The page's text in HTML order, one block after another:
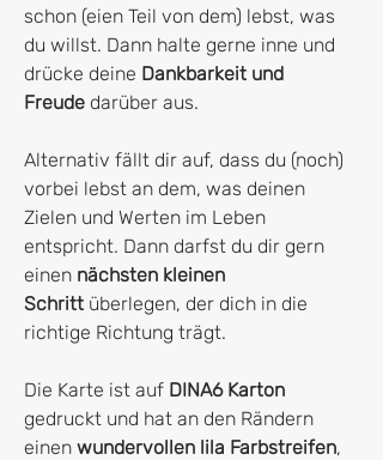
schon (eien Teil von dem) lebst, was
du willst. Dann halte gerne inne und
drücke deine Dankbarkeit und
Freude darüber aus.
Alternativ fällt dir auf, dass du (noch)
vorbei lebst an dem, was deinen
Zielen und Werten im Leben
entspricht. Dann darfst du dir gern
einen nächsten kleinen
Schritt überlegen, der dich in die
richtige Richtung trägt.
Die Karte ist auf DINA6 Karton
gedruckt und hat an den Rändern
einen wundervollen lila Farbstreifen,